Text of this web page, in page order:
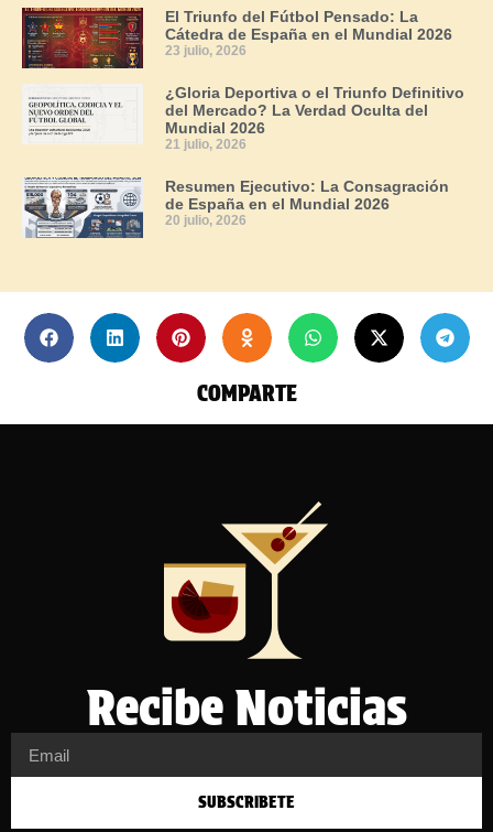
El Triunfo del Fútbol Pensado: La
Cátedra de España en el Mundial 2026
23 julio, 2026
¿Gloria Deportiva o el Triunfo Definitivo
del Mercado? La Verdad Oculta del
Mundial 2026
21 julio, 2026
Resumen Ejecutivo: La Consagración
de España en el Mundial 2026
20 julio, 2026
COMPARTE
Recibe Noticias
SUBSCRIBETE